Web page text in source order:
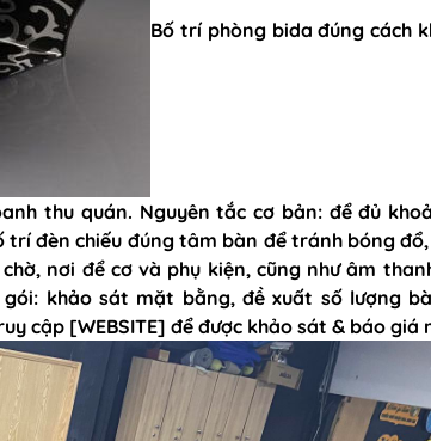
a
Bàn bi lắc văn phòng
Bố trí phòng bida đúng cách
thu quán. Nguyên tắc cơ bản: để đủ
trí đèn chiếu đúng tâm bàn để tránh bóng
nơi để cơ và phụ kiện, cũng như âm
khảo sát mặt bằng, đề xuất số lượng
cập [WEBSITE] để được khảo sát & báo giá